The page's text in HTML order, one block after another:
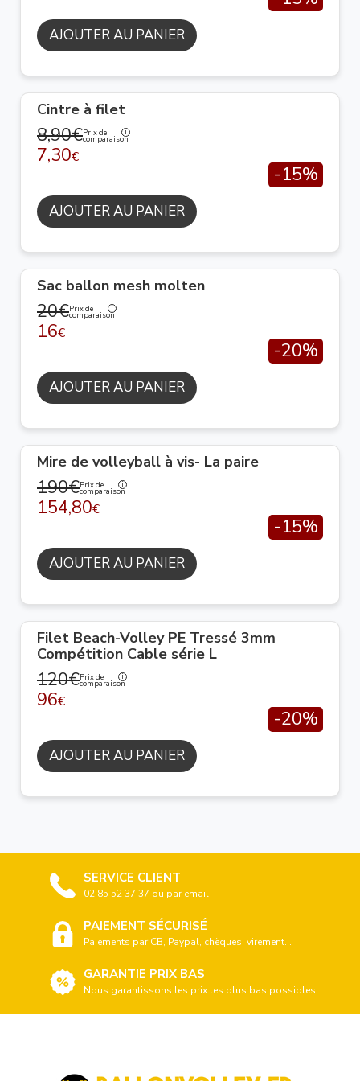
AJOUTER AU PANIER
Cintre à filet
8,90€Prix de
comparaison
7,30€
-15%
AJOUTER AU PANIER
Sac ballon mesh molten
20€Prix de
comparaison
16€
-20%
AJOUTER AU PANIER
Mire de volleyball à vis- La paire
190€Prix de
comparaison
154,80€
-15%
AJOUTER AU PANIER
Filet Beach-Volley PE Tressé 3mm
Compétition Cable série L
120€Prix de
comparaison
96€
-20%
AJOUTER AU PANIER
SERVICE CLIENT
02 85 52 37 37 ou par email
PAIEMENT SÉCURISÉ
Paiements par CB, Paypal, chèques, virement...
GARANTIE PRIX BAS
Nous garantissons les prix les plus bas possibles